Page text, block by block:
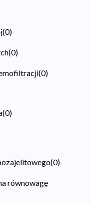
(0)
(0)
(0)
(0)
(0)
równowagę